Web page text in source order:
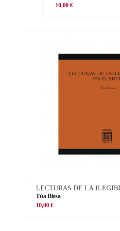
10,00 €
LECTURAS DE LA
Túa Blesa
10,00 €